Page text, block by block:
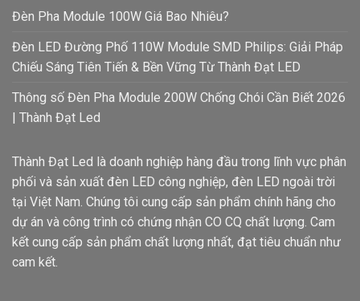
sản
phẩm
Chế
độ
vận
hoạt,
chuyển
ngày
Đèn Pha Module 100W Giá Bao Nhiêu?
Đèn LED Đường Phố 110W Module SMD Philips: Giải Pháp
Chiếu Sáng Tiên Tiến & Bền Vững Từ Thành Đạt LED
Thông số Đèn Pha Module 200W Chống Chói Cần Biết 2026
| Thành Đạt Led
Thành Đạt Led là doanh nghiệp hàng đầu trong lĩnh vực phân
phối và sản xuất đèn LED công nghiệp, đèn LED ngoài trời
tại Việt Nam. Chúng tôi cung cấp sản phẩm chính hãng cho
dự án và công trình có chứng nhận CO CQ chất lượng. Cam
kết cung cấp sản phẩm chất lượng nhất, đạt tiêu chuẩn như
cam kết.